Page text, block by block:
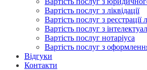
Вартість послуг з ліквідації
Вартість послуг з реєстрації
Вартість послуг з
Вартість послуг нотаріуса
Вартість послуг з
Відгуки
Контакти